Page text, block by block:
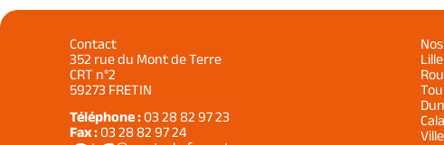
Contact
352 rue du Mont de Terre
CRT n°2
59273 FRETIN
Téléphone :03 28 82 97 23
Fax :03 28 82 97 24
Lille